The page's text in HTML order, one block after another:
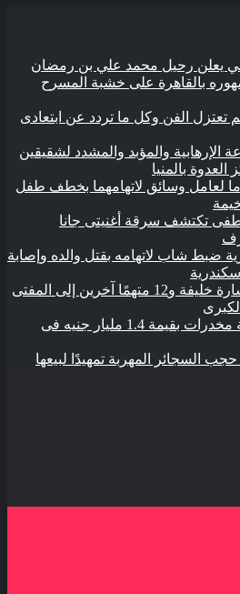
يعلن رحيل محمد علي بن رمضان
بالقاهرة على خشبة المسرح
تعتزل الفن وكل ما تردد عن ابتعادى
الإرهابية والمؤبد والمشدد لشقيقين
بالمنيا
المشدد 15 عاما لعامل وسائق لاتهامهما بخطف طفل
مصطفى تكتشف سرقة أغنيتى جانا
ضبط شاب لاتهامه بقتل والده وإصابة
إحالة أوراق المذيعة سارة خليفة و12 متهمًا آخرين إلى المفتى
ضبط 3 أفدنة مزروعة مخدرات بقيمة 1.4 مليار جنيه فى